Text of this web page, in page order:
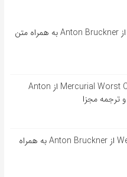
آهنگ آلمانی Zerrissen از Anton Bruckner به همراه متن
آهنگ آلمانی Mercurial Worst Case Band از Anton
آهنگ آلمانی Wer wir sind از Anton Bruckner به همراه